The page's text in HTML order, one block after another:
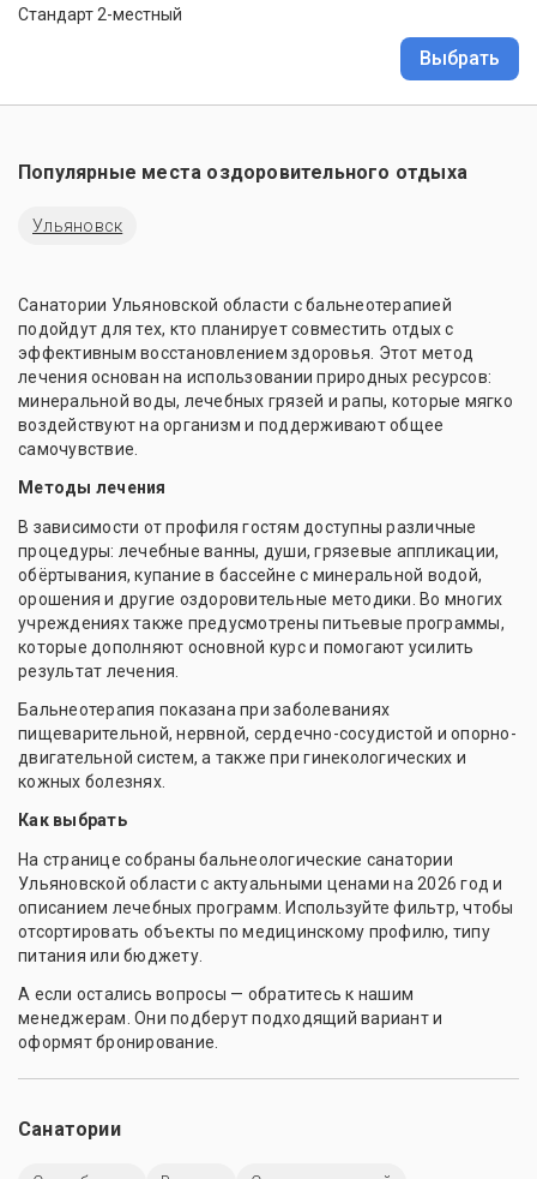
Стандарт 2-местный
Выбрать
Популярные места оздоровительного отдыха
Ульяновск
Санатории Ульяновской области с бальнеотерапией
подойдут для тех, кто планирует совместить отдых с
эффективным восстановлением здоровья. Этот метод
лечения основан на использовании природных ресурсов:
минеральной воды, лечебных грязей и рапы, которые мягко
воздействуют на организм и поддерживают общее
самочувствие.
Методы лечения
В зависимости от профиля гостям доступны различные
процедуры: лечебные ванны, души, грязевые аппликации,
обёртывания, купание в бассейне с минеральной водой,
орошения и другие оздоровительные методики. Во многих
учреждениях также предусмотрены питьевые программы,
которые дополняют основной курс и помогают усилить
результат лечения.
Бальнеотерапия показана при заболеваниях
пищеварительной, нервной, сердечно-сосудистой и опорно-
двигательной систем, а также при гинекологических и
кожных болезнях.
Как выбрать
На странице собраны бальнеологические санатории
Ульяновской области с актуальными ценами на 2026 год и
описанием лечебных программ. Используйте фильтр, чтобы
отсортировать объекты по медицинскому профилю, типу
питания или бюджету.
А если остались вопросы — обратитесь к нашим
менеджерам. Они подберут подходящий вариант и
оформят бронирование.
Санатории